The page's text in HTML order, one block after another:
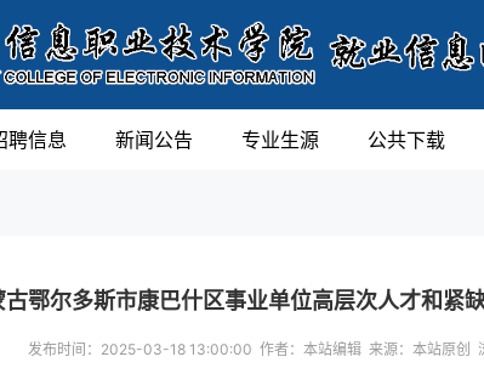
聘信息 新闻公告 专业生源 公共下载
鄂尔多斯市康巴什区事业单位高层次人才和紧
发布时间：2025-03-18 13:00:00 作者：本站编辑 来源：本站原创